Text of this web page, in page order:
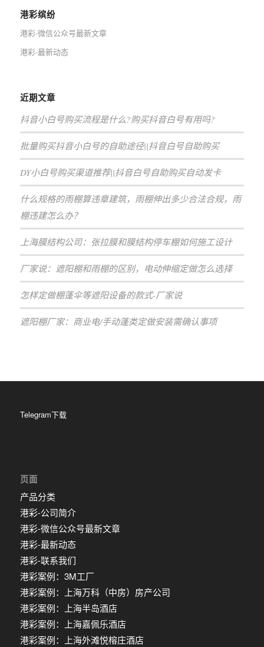
港彩缤纷
港彩-微信公众号最新文章
港彩-最新动态
近期文章
抖音小白号购买流程是什么?购买抖音白号有用吗?
批量购买抖音小白号的自助途径||抖音白号自助购买
DY小白号购买渠道推荐||抖音白号自助购买自动发卡
什么规格的雨棚算违章建筑，雨棚伸出多少合法合规，雨
棚违建怎么办？
上海膜结构公司：张拉膜和膜结构停车棚如何施工设计
厂家说：遮阳棚和雨棚的区别，电动伸缩定做怎么选择
怎样定做棚蓬伞等遮阳设备的款式-厂家说
遮阳棚厂家：商业电/手动蓬类定做安装需确认事项
Telegram下载
页面
产品分类
港彩-公司简介
港彩-微信公众号最新文章
港彩-最新动态
港彩-联系我们
港彩案例：3M工厂
港彩案例：上海万科（中房）房产公司
港彩案例：上海半岛酒店
港彩案例：上海嘉佩乐酒店
港彩案例：上海外滩悦榕庄酒店